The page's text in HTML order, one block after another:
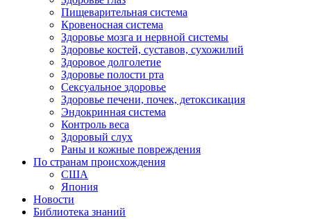
Пищеварительная система
Кровеносная система
Здоровье мозга и нервной системы
Здоровье костей, суставов, сухожилий
Здоровое долголетие
Здоровье полости рта
Сексуальное здоровье
Здоровье печени, почек, детоксикация
Эндокринная система
Контроль веса
Здоровый слух
Раны и кожные повреждения
По странам происхождения
США
Япония
Новости
Библиотека знаний